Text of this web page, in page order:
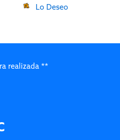
Lo Deseo
realizada **